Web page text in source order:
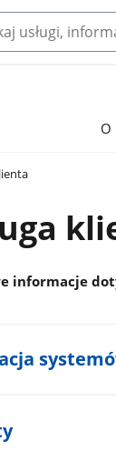
O
informacje